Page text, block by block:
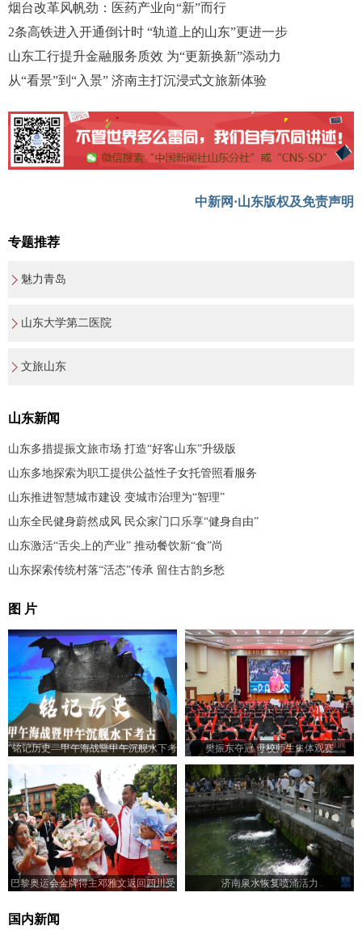
烟台改革风帆劲：医药产业向“新”而行
2条高铁进入开通倒计时 “轨道上的山东”更进一步
山东工行提升金融服务质效 为“更新换新”添动力
从“看景”到“入景” 济南主打沉浸式文旅新体验
中新网·山东版权及免责声明
专题推荐
魅力青岛
山东大学第二医院
文旅山东
山东新闻
山东多措提振文旅市场 打造“好客山东”升级版
山东多地探索为职工提供公益性子女托管照看服务
山东推进智慧城市建设 变城市治理为“智理”
山东全民健身蔚然成风 民众家门口乐享“健身自由”
山东激活“舌尖上的产业” 推动餐饮新“食”尚
山东探索传统村落“活态”传承 留住古韵乡愁
图 片
“铭记历史—甲午海战暨甲午沉舰水下考
古展”在山东济南开展
樊振东夺冠 母校师生集体观赛
巴黎奥运会金牌得主邓雅文返回四川受
济南泉水恢复喷涌活力
国内新闻